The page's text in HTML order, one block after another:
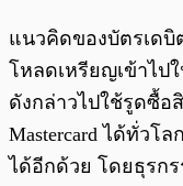
แนวคิดของบัตรเดบิ
โหลดเหรียญเข้าไป
ดังกล่าวไปใช้รูดซื้
Mastercard ได้ทั่วโ
ได้อีกด้วย โดยธุรก